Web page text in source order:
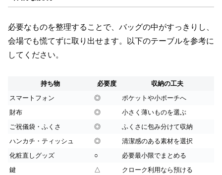
必要なものを整理することで、バッグの中がすっきりし、
会場でも慌てずに取り出せます。以下のテーブルを参考に
してください。
持ち物 必要度
収納の工夫
スマートフォン
◎
ポケットや小ポーチへ
財布
◎
小さく薄いものを選ぶ
ご祝儀袋・ふくさ
◎
ふくさに包み分けて収納
ハンカチ・ティッシュ
◎
清潔感のある素材を選択
化粧直しグッズ
○
必要最小限でまとめる
鍵
△
クローク利用なら預ける